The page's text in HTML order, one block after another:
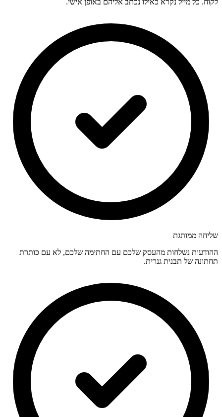
שליחה ממותגת
ההודעות נשלחות מהעסק שלכם עם החתימה שלכם, לא עם כותרת
תחתונה של תבנית גנרית.